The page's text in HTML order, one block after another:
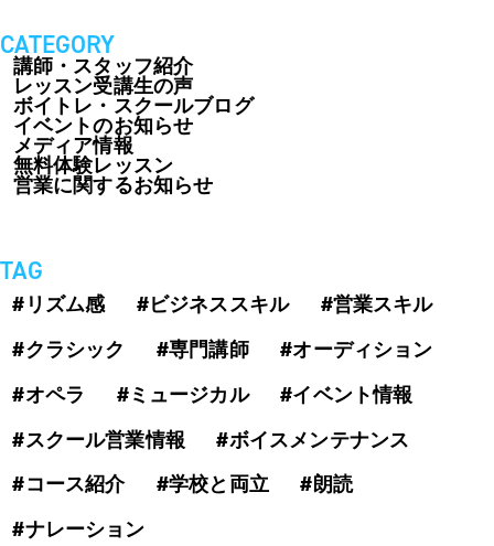
CATEGORY
講師・スタッフ紹介
レッスン受講生の声
ボイトレ・スクールブログ
イベントのお知らせ
メディア情報
無料体験レッスン
営業に関するお知らせ
TAG
#リズム感 #ビジネススキル
#営業スキル
#クラシック
#専門講師
#オーディション
#オペラ
#ミュージカル
#イベント情報
#スクール営業情報
#ボイスメンテナンス
#コース紹介
#学校と両立
#朗読
#ナレーション